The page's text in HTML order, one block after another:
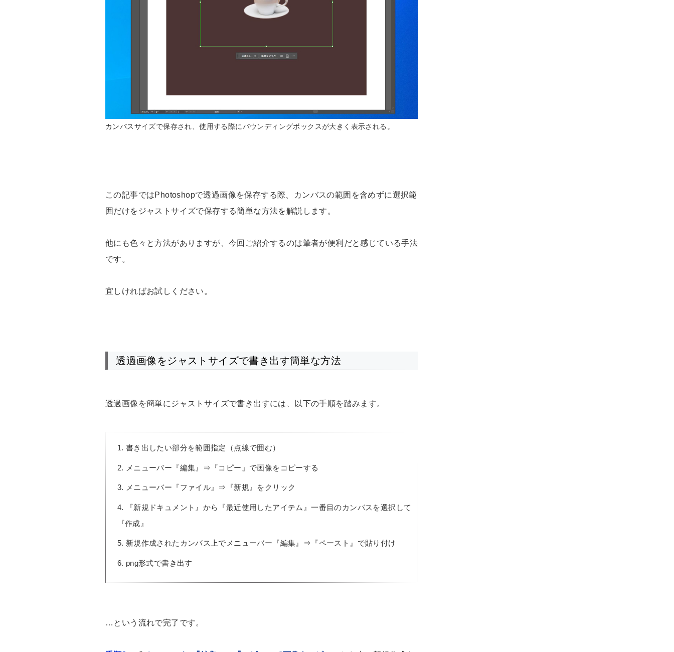
カンバスサイズで保存され、使用する際にバウンディングボックスが大きく表示される。
この記事ではPhotoshopで透過画像を保存する際、カンバスの範囲を含めずに選択範
囲だけをジャストサイズで保存する簡単な方法を解説します。
他にも色々と方法がありますが、今回ご紹介するのは筆者が便利だと感じている手法
です。
宜しければお試しください。
透過画像をジャストサイズで書き出す簡単な方法
透過画像を簡単にジャストサイズで書き出すには、以下の手順を踏みます。
1. 書き出したい部分を範囲指定（点線で囲む）
2. メニューバー『編集』⇒『コピー』で画像をコピーする
3. メニューバー『ファイル』⇒『新規』をクリック
4. 『新規ドキュメント』から『最近使用したアイテム』一番目のカンバスを選択して
『作成』
5. 新規作成されたカンバス上でメニューバー『編集』⇒『ペースト』で貼り付け
6. png形式で書き出す
…という流れで完了です。